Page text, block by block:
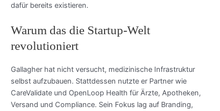
dafür bereits existieren.
Warum das die Startup-Welt
revolutioniert
Gallagher hat nicht versucht, medizinische Infrastruktur
selbst aufzubauen. Stattdessen nutzte er Partner wie
CareValidate und OpenLoop Health für Ärzte, Apotheken,
Versand und Compliance. Sein Fokus lag auf Branding,